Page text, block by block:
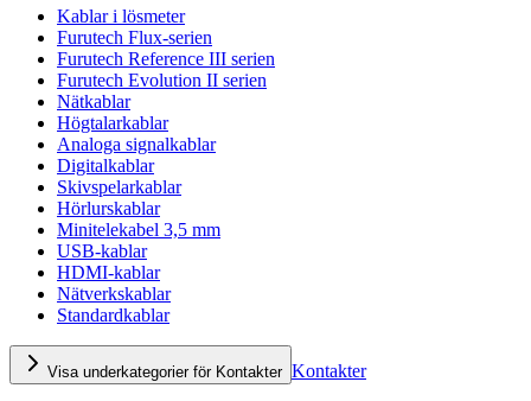
Kablar i lösmeter
Furutech Flux-serien
Furutech Reference III serien
Furutech Evolution II serien
Nätkablar
Högtalarkablar
Analoga signalkablar
Digitalkablar
Skivspelarkablar
Hörlurskablar
Minitelekabel 3,5 mm
USB-kablar
HDMI-kablar
Nätverkskablar
Standardkablar
Visa underkategorier för Kontakter Kontakter